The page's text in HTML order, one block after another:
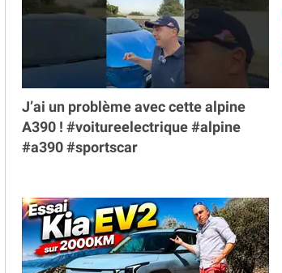
J’ai un problème avec cette alpine
A390 ! #voitureelectrique #alpine
#a390 #sportscar